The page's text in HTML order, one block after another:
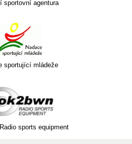
sportovní agentura
sportující mládeže
sports equipment